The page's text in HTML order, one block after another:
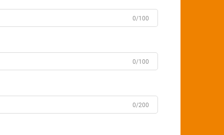
0/100
0/100
0/200